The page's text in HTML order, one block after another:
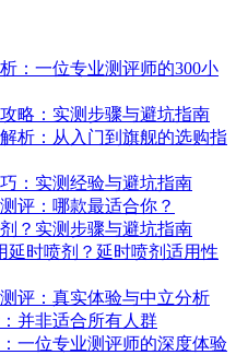
：一位专业测评师的300小
略：实测步骤与避坑指南
析：从入门到旗舰的选购指
：实测经验与避坑指南
评：哪款最适合你？
？实测步骤与避坑指南
延时喷剂？延时喷剂适用性
评：真实体验与中立分析
并非适合所有人群
一位专业测评师的深度体验